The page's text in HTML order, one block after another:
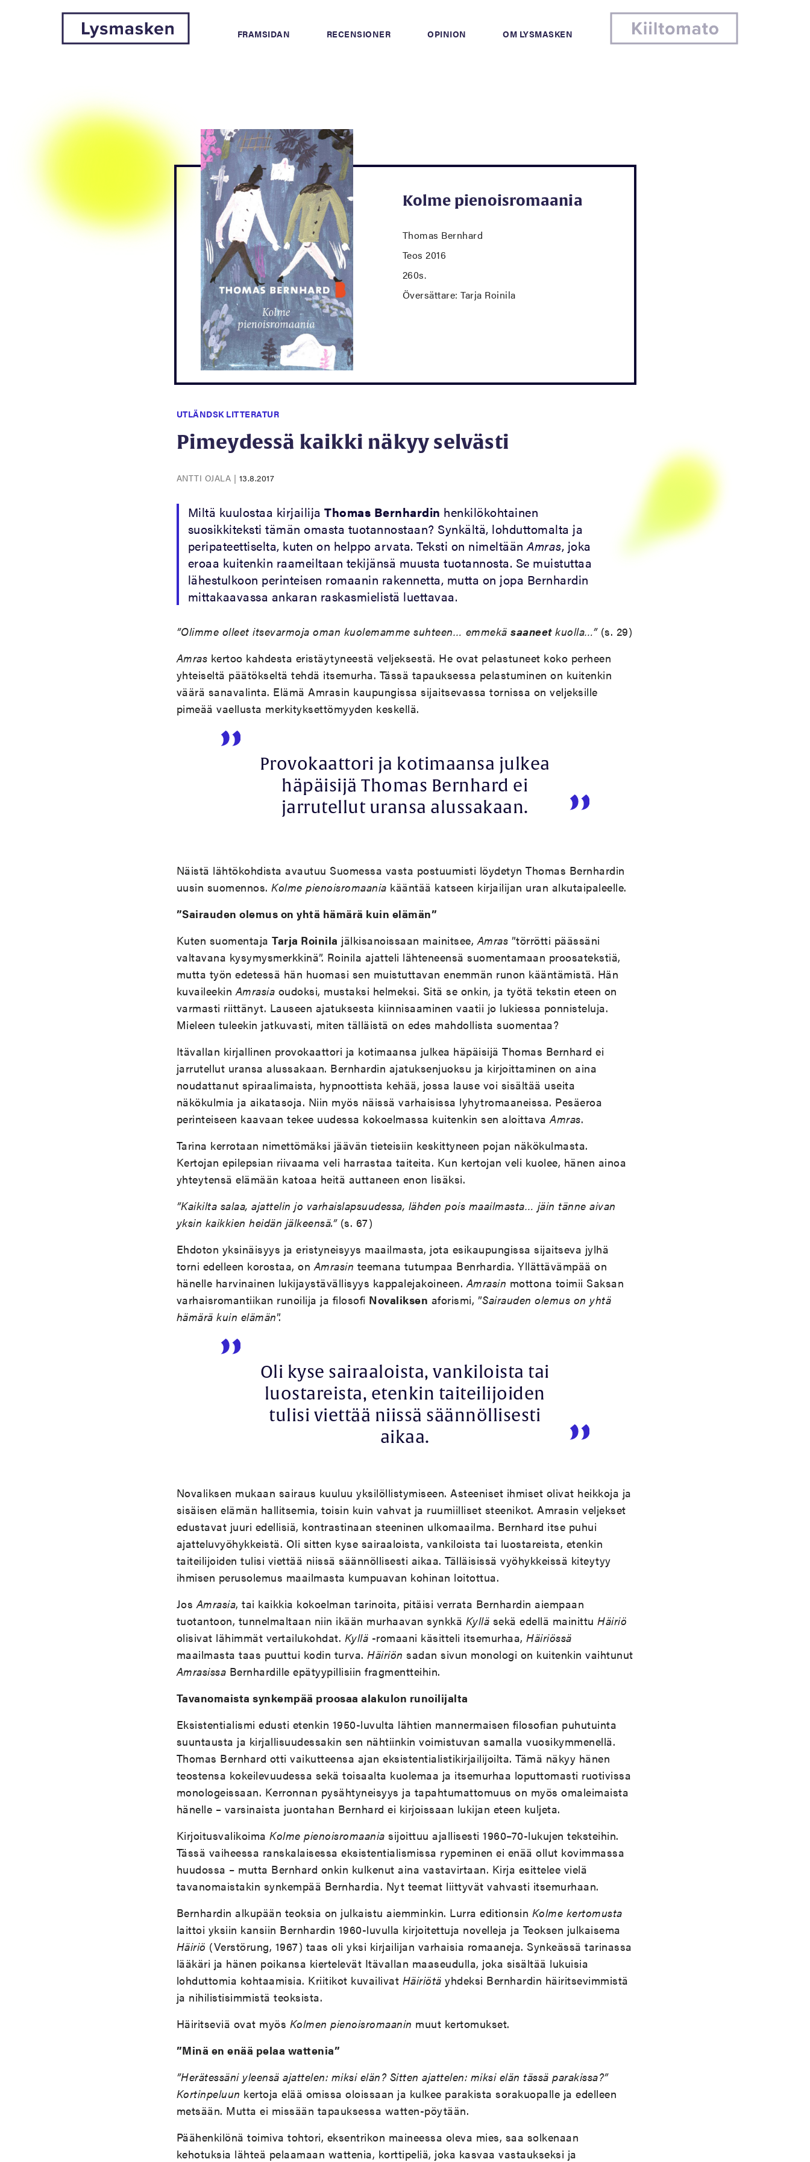
FRAMSIDAN RECENSIONER OPINION OM LYSMASKEN
Kolme pienoisromaania
Thomas Bernhard
Teos 2016
260s.
Översättare: Tarja Roinila
UTLÄNDSK LITTERATUR
Pimeydessä kaikki näkyy selvästi
ANTTI OJALA | 13.8.2017
Miltä kuulostaa kirjailija Thomas Bernhardin henkilökohtainen
suosikkiteksti tämän omasta tuotannostaan? Synkältä, lohduttomalta ja
peripateettiselta, kuten on helppo arvata. Teksti on nimeltäänAmras, joka
eroaa kuitenkin raameiltaan tekijänsä muusta tuotannosta. Se muistuttaa
lähestulkoon perinteisen romaanin rakennetta, mutta on jopa Bernhardin
mittakaavassa ankaran raskasmielistä luettavaa.
”Olimme olleet itsevarmoja oman kuolemamme suhteen… emmekä saaneetkuolla…”(s. 29)
Amras kertoo kahdesta eristäytyneestä veljeksestä. He ovat pelastuneet koko perheen
yhteiseltä päätökseltä tehdä itsemurha. Tässä tapauksessa pelastuminen on kuitenkin
väärä sanavalinta. Elämä Amrasin kaupungissa sijaitsevassa tornissa on veljeksille
pimeää vaellusta merkityksettömyyden keskellä.
Provokaattori ja kotimaansa julkea
häpäisijä Thomas Bernhard ei
jarrutellut uransa alussakaan.
Näistä lähtökohdista avautuu Suomessa vasta postuumisti löydetyn Thomas Bernhardin
uusin suomennos. Kolme pienoisromaania kääntää katseen kirjailijan uran alkutaipaleelle.
”Sairauden olemus on yhtä hämärä kuin elämän”
Kuten suomentaja Tarja Roinila jälkisanoissaan mainitsee,Amras ”törrötti päässäni
valtavana kysymysmerkkinä”. Roinila ajatteli lähteneensä suomentamaan proosatekstiä,
mutta työn edetessä hän huomasi sen muistuttavan enemmän runon kääntämistä. Hän
kuvaileekinAmrasia oudoksi, mustaksi helmeksi. Sitä se onkin, ja työtä tekstin eteen on
varmasti riittänyt. Lauseen ajatuksesta kiinnisaaminen vaatii jo lukiessa ponnisteluja.
Mieleen tuleekin jatkuvasti, miten tälläistä on edes mahdollista suomentaa?
Itävallan kirjallinen provokaattori ja kotimaansa julkea häpäisijä Thomas Bernhard ei
jarrutellut uransa alussakaan. Bernhardin ajatuksenjuoksu ja kirjoittaminen on aina
noudattanut spiraalimaista, hypnoottista kehää, jossa lause voi sisältää useita
näkökulmia ja aikatasoja. Niin myös näissä varhaisissa lyhytromaaneissa. Pesäeroa
perinteiseen kaavaan tekee uudessa kokoelmassa kuitenkin sen aloittavaAmras.
Tarina kerrotaan nimettömäksi jäävän tieteisiin keskittyneen pojan näkökulmasta.
Kertojan epilepsian riivaama veli harrastaa taiteita. Kun kertojan veli kuolee, hänen ainoa
yhteytensä elämään katoaa heitä auttaneen enon lisäksi.
”Kaikilta salaa, ajattelin jo varhaislapsuudessa, lähden pois maailmasta… jäin tänne aivan
yksin kaikkien heidän jälkeensä.”(s. 67)
Ehdoton yksinäisyys ja eristyneisyys maailmasta, jota esikaupungissa sijaitseva jylhä
torni edelleen korostaa, onAmrasin teemana tutumpaa Benrhardia. Yllättävämpää on
hänelle harvinainen lukijaystävällisyys kappalejakoineen.Amrasin mottona toimii Saksan
varhaisromantiikan runoilija ja filosofi Novaliksen aforismi, ”Sairauden olemus on yhtä
hämärä kuin elämän”.
Oli kyse sairaaloista, vankiloista tai
luostareista, etenkin taiteilijoiden
tulisi viettää niissä säännöllisesti
aikaa.
Novaliksen mukaan sairaus kuuluu yksilöllistymiseen. Asteeniset ihmiset olivat heikkoja ja
sisäisen elämän hallitsemia, toisin kuin vahvat ja ruumiilliset steenikot. Amrasin veljekset
edustavat juuri edellisiä, kontrastinaan steeninen ulkomaailma. Bernhard itse puhui
ajatteluvyöhykkeistä. Oli sitten kyse sairaaloista, vankiloista tai luostareista, etenkin
taiteilijoiden tulisi viettää niissä säännöllisesti aikaa. Tälläisissä vyöhykkeissä kiteytyy
ihmisen perusolemus maailmasta kumpuavan kohinan loitottua.
JosAmrasia, tai kaikkia kokoelman tarinoita, pitäisi verrata Bernhardin aiempaan
tuotantoon, tunnelmaltaan niin ikään murhaavan synkkä Kyllä sekä edellä mainittu Häiriö
olisivat lähimmät vertailukohdat. Kyllä -romaani käsitteli itsemurhaa, Häiriössä
maailmasta taas puuttui kodin turva. Häiriön sadan sivun monologi on kuitenkin vaihtunut
Amrasissa Bernhardille epätyypillisiin fragmentteihin.
Tavanomaista synkempää proosaa alakulon runoilijalta
Eksistentialismi edusti etenkin 1950-luvulta lähtien mannermaisen filosofian puhutuinta
suuntausta ja kirjallisuudessakin sen nähtiinkin voimistuvan samalla vuosikymmenellä.
Thomas Bernhard otti vaikutteensa ajan eksistentialistikirjailijoilta. Tämä näkyy hänen
teostensa kokeilevuudessa sekä toisaalta kuolemaa ja itsemurhaa loputtomasti ruotivissa
monologeissaan. Kerronnan pysähtyneisyys ja tapahtumattomuus on myös omaleimaista
hänelle – varsinaista juontahan Bernhard ei kirjoissaan lukijan eteen kuljeta.
Kirjoitusvalikoima Kolme pienoisromaania sijoittuu ajallisesti 1960–70-lukujen teksteihin.
Tässä vaiheessa ranskalaisessa eksistentialismissa rypeminen ei enää ollut kovimmassa
huudossa – mutta Bernhard onkin kulkenut aina vastavirtaan. Kirja esittelee vielä
tavanomaistakin synkempää Bernhardia. Nyt teemat liittyvät vahvasti itsemurhaan.
Bernhardin alkupään teoksia on julkaistu aiemminkin. Lurra editionsin Kolme kertomusta
laittoi yksiin kansiin Bernhardin 1960-luvulla kirjoitettuja novelleja ja Teoksen julkaisema
Häiriö (Verstörung, 1967) taas oli yksi kirjailijan varhaisia romaaneja. Synkeässä tarinassa
lääkäri ja hänen poikansa kiertelevät Itävallan maaseudulla, joka sisältää lukuisia
lohduttomia kohtaamisia. Kriitikot kuvailivat Häiriötä yhdeksi Bernhardin häiritsevimmistä
ja nihilistisimmistä teoksista.
Häiritseviä ovat myös Kolmen pienoisromaanin muut kertomukset.
”Minä en enää pelaa wattenia”
”Herätessäni yleensä ajattelen: miksi elän? Sitten ajattelen: miksi elän tässä parakissa?”
Kortinpeluun kertoja elää omissa oloissaan ja kulkee parakista sorakuopalle ja edelleen
metsään. Mutta ei missään tapauksessa watten-pöytään.
Päähenkilönä toimiva tohtori, eksentrikon maineessa oleva mies, saa solkenaan
kehotuksia lähteä pelaamaan wattenia, korttipeliä, joka kasvaa vastaukseksi ja